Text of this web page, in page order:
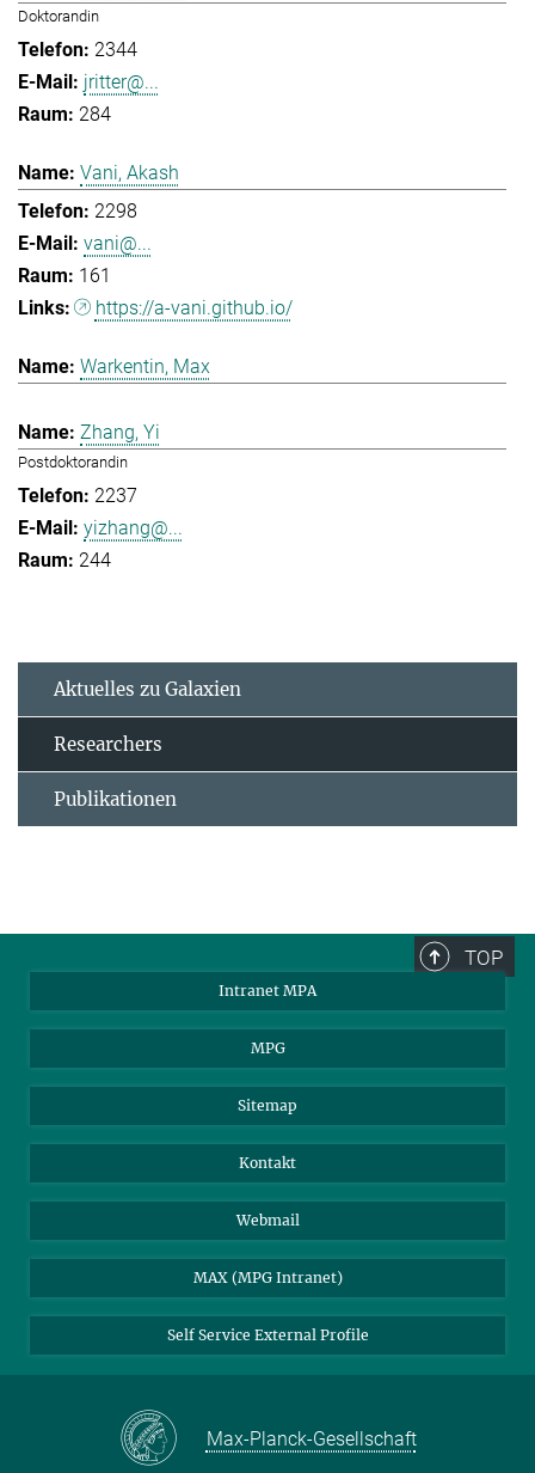
Doktorandin
2344
jritter@...
284
Vani, Akash
2298
vani@...
161
https://a-vani.github.io/
Warkentin, Max
Zhang, Yi
Postdoktorandin
2237
yizhang@...
244
Aktuelles zu Galaxien
Researchers
Publikationen
TOP
Intranet MPA
MPG
Sitemap
Kontakt
Webmail
MAX (MPG Intranet)
Self Service External Profile
Max-Planck-Gesellschaft